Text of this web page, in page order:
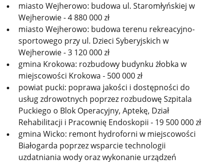
miasto Wejherowo: budowa ul. Staromłyńskiej w
Wejherowie - 4 880 000 zł
miasto Wejherowo: budowa terenu rekreacyjno-
sportowego przy ul. Dzieci Syberyjskich w
Wejherowie - 3 120 000 zł
gmina Krokowa: rozbudowy budynku żłobka w
miejscowości Krokowa - 500 000 zł
powiat pucki: poprawa jakości i dostępności do
usług zdrowotnych poprzez rozbudowę Szpitala
Puckiego o Blok Operacyjny, Aptekę, Dział
Rehabilitacji i Pracownię Endoskopii - 19 500 000 zł
gmina Wicko: remont hydroforni w miejscowości
Białogarda poprzez wsparcie technologii
uzdatniania wody oraz wykonanie urządzeń